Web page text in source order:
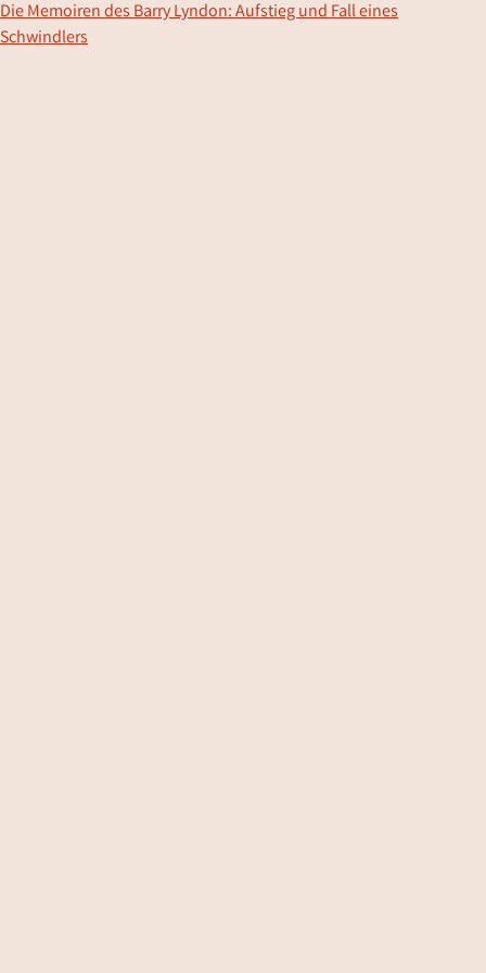
Die Memoiren des Barry Lyndon: Aufstieg und Fall eines
Schwindlers